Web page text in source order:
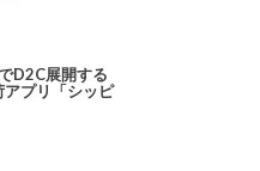
D2C展開する
アプリ「シッピ